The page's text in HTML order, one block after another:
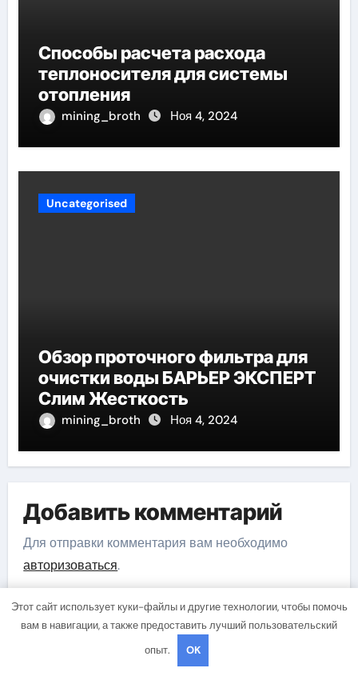
Способы расчета расхода
теплоносителя для системы
отопления
mining_broth Ноя 4, 2024
Uncategorised
Обзор проточного фильтра для
очистки воды БАРЬЕР ЭКСПЕРТ
Слим Жесткость
mining_broth Ноя 4, 2024
Добавить комментарий
Для отправки комментария вам необходимо
авторизоваться.
Этот сайт использует куки-файлы и другие технологии, чтобы помочь
вам в навигации, а также предоставить лучший пользовательский
опыт.
OK